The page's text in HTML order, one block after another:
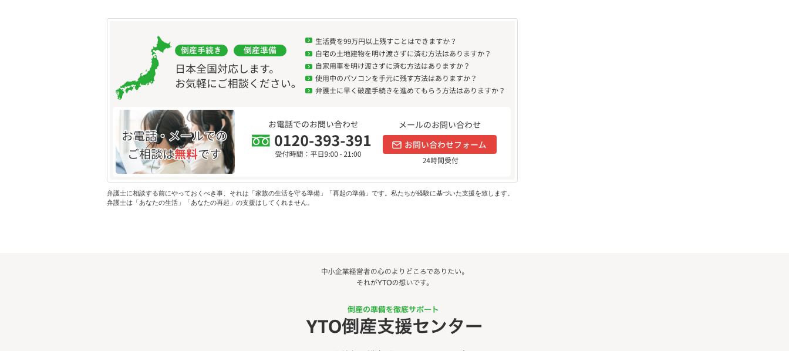
弁護士に相談する前にやっておくべき事、それは「家族の生活を守る準備」「再起の準備」です。私たちが経験に基づいた支援を致します。
弁護士は「あなたの生活」「あなたの再起」の支援はしてくれません。